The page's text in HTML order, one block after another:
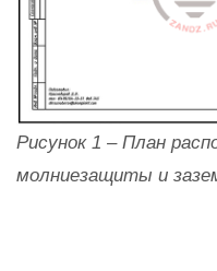
Рисунок 1 –План
молниезащиты и